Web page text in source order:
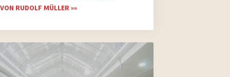
VON RUDOLF MÜLLER »»